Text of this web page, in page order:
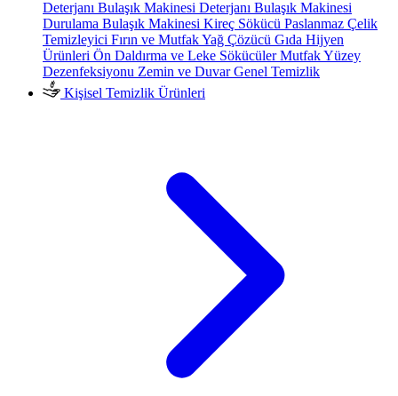
Deterjanı Bulaşık Makinesi Deterjanı Bulaşık Makinesi
Durulama Bulaşık Makinesi Kireç Sökücü Paslanmaz Çelik
Temizleyici Fırın ve Mutfak Yağ Çözücü Gıda Hijyen
Ürünleri Ön Daldırma ve Leke SökücülerMutfak Yüzey
Dezenfeksiyonu Zemin ve Duvar Genel Temizlik
Kişisel Temizlik Ürünleri